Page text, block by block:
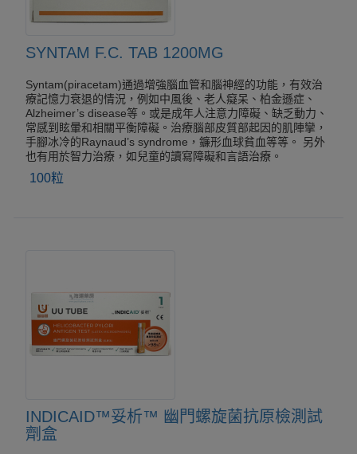
SYNTAM F.C. TAB 1200MG
Syntam(piracetam)通過增強腦血管和腦神經的功能，有效治
療記憶力衰退的情況，例如中風後、老人癡呆、柏金遜症、
Alzheimer’s disease等。或是成年人注意力障礙、缺乏動力、
常感到眩暈和相關平衡障礙。‎‎治療腦部皮質部起因的肌陣攣，
手腳冰冷的Raynaud’s syndrome，鐮形血球貧血等等。 另外
也有用於智力治療，如兒童的讀寫障礙和言語治療。‎
100粒
INDICAID™妥析™ 幽門螺旋菌抗原檢測試
劑盒